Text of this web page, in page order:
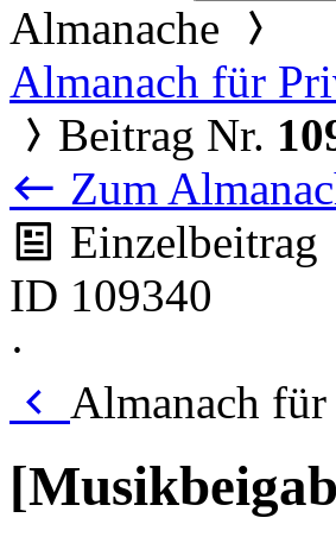
Almanache
Almanach für
Beitrag Nr.
Zum
Einzelbeitrag
ID 109340
·
Almanach